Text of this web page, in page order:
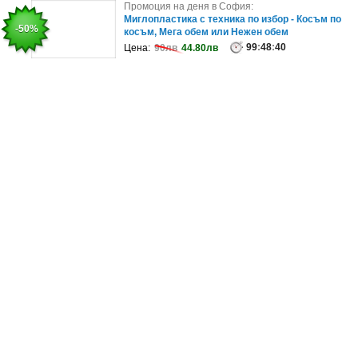
-30%
Промоция на деня в Варна:
Експресно копиране на снимки в размер по
плюс подарък - фотоалбум и..
Цена: 25.00лв 17.41лв 99:48:
-50%
Промоция на деня в София:
Миглопластика с техника по избор - Косъм по
косъм, Мега обем или Нежен обем
Цена: 90лв 44.80лв 99:48:40